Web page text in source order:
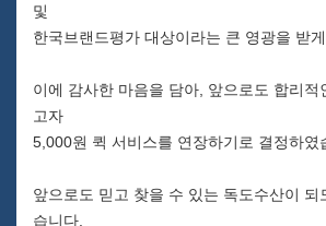
및
한국브랜드평가 대상이라는 큰 영광을 받
이에 감사한 마음을 담아, 앞으로도 합리적
고자
5,000원 퀵 서비스를 연장하기로 결정하였
앞으로도 믿고 찾을 수 있는 독도수산이 되
습니다.